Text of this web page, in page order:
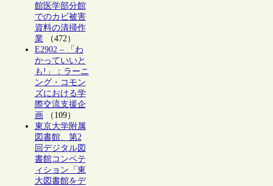
館医学部分館
でのカビ被害
資料の清掃作
業（472）
E2902 – 「わ
かっていいと
も!」：ラーニ
ング・コモン
ズにおける学
際交流支援企
画（109）
東京大学附属
図書館、第2
回デジタル図
書館コンペテ
ィション「東
大図書館をデ